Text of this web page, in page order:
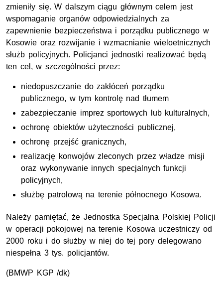
zmieniły się. W dalszym ciągu głównym celem jest
wspomaganie organów odpowiedzialnych za
zapewnienie bezpieczeństwa i porządku publicznego w
Kosowie oraz rozwijanie i wzmacnianie wieloetnicznych
służb policyjnych. Policjanci jednostki realizować będą
ten cel, w szczególności przez:
niedopuszczanie do zakłóceń porządku
publicznego, w tym kontrolę nad tłumem
zabezpieczanie imprez sportowych lub kulturalnych,
ochronę obiektów użyteczności publicznej,
ochronę przejść granicznych,
realizację konwojów zleconych przez władze misji
oraz wykonywanie innych specjalnych funkcji
policyjnych,
służbę patrolową na terenie północnego Kosowa.
Należy pamiętać, że Jednostka Specjalna Polskiej Policji
w operacji pokojowej na terenie Kosowa uczestniczy od
2000 roku i do służby w niej do tej pory delegowano
niespełna 3 tys. policjantów.
(BMWP KGP /dk)